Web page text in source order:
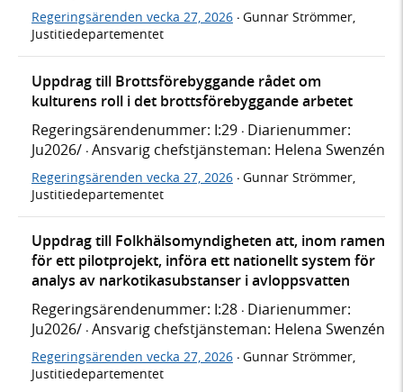
Regeringsärenden vecka 27, 2026 · Gunnar Strömmer,
Justitiedepartementet
Uppdrag till Brottsförebyggande rådet om
kulturens roll i det brottsförebyggande arbetet
Regeringsärendenummer: I:29 · Diarienummer:
Ju2026/ · Ansvarig chefstjänsteman: Helena Swenzén
Regeringsärenden vecka 27, 2026 · Gunnar Strömmer,
Justitiedepartementet
Uppdrag till Folkhälsomyndigheten att, inom ramen
för ett pilotprojekt, införa ett nationellt system för
analys av narkotikasubstanser i avloppsvatten
Regeringsärendenummer: I:28 · Diarienummer:
Ju2026/ · Ansvarig chefstjänsteman: Helena Swenzén
Regeringsärenden vecka 27, 2026 · Gunnar Strömmer,
Justitiedepartementet